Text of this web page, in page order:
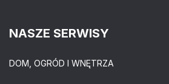
NASZE SERWISY
DOM, OGRÓD I WNĘTRZA